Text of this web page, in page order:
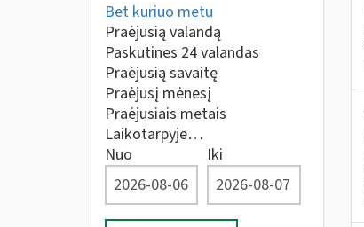
Bet kuriuo metu
Praėjusią valandą
Paskutines 24 valandas
Praėjusią savaitę
Praėjusį mėnesį
Praėjusiais metais
Laikotarpyje…
Nuo
Iki